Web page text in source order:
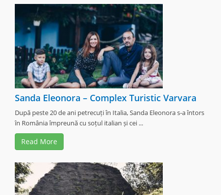
«
Sanda Eleonora – Complex Turistic Varvara
După peste 20 de ani petrecuți în Italia, Sanda Eleonora s-a întors
în România împreună cu soțul italian și cei ...
Read More